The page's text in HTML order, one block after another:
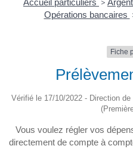
Accueil particuliers >
Opérations bancaires
Fiche
Vérifié le 17/10/2022 - Direction
Vous voulez régler vos
directement de compte à